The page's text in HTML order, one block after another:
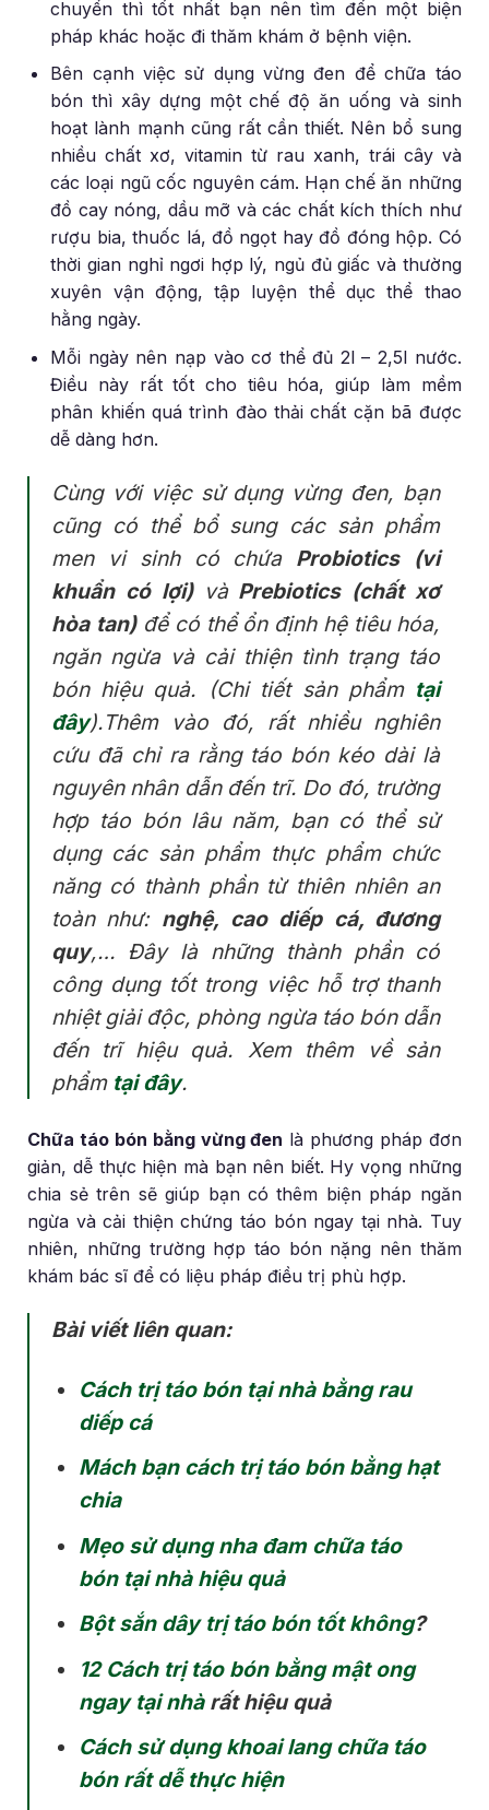
chuyển thì tốt nhất bạn nên tìm đến một biện
pháp khác hoặc đi thăm khám ở bệnh viện.
Bên cạnh việc sử dụng vừng đen để chữa táo
bón thì xây dựng một chế độ ăn uống và sinh
hoạt lành mạnh cũng rất cần thiết. Nên bổ sung
nhiều chất xơ, vitamin từ rau xanh, trái cây và
các loại ngũ cốc nguyên cám. Hạn chế ăn những
đồ cay nóng, dầu mỡ và các chất kích thích như
rượu bia, thuốc lá, đồ ngọt hay đồ đóng hộp. Có
thời gian nghỉ ngơi hợp lý, ngủ đủ giấc và thường
xuyên vận động, tập luyện thể dục thể thao
hằng ngày.
Mỗi ngày nên nạp vào cơ thể đủ 2l – 2,5l nước.
Điều này rất tốt cho tiêu hóa, giúp làm mềm
phân khiến quá trình đào thải chất cặn bã được
dễ dàng hơn.
Cùng với việc sử dụng vừng đen, bạn
cũng có thể bổ sung các sản phẩm
men vi sinh có chứa Probiotics (vi
khuẩn có lợi)và Prebiotics (chất xơ
hòa tan)để có thể ổn định hệ tiêu hóa,
ngăn ngừa và cải thiện tình trạng táo
bón hiệu quả. (Chi tiết sản phẩm tại
đây).Thêm vào đó, rất nhiều nghiên
cứu đã chỉ ra rằng táo bón kéo dài là
nguyên nhân dẫn đến trĩ. Do đó, trường
hợp táo bón lâu năm, bạn có thể sử
dụng các sản phẩm thực phẩm chức
năng có thành phần từ thiên nhiên an
toàn như: nghệ, cao diếp cá, đương
quy,… Đây là những thành phần có
công dụng tốt trong việc hỗ trợ thanh
nhiệt giải độc, phòng ngừa táo bón dẫn
đến trĩ hiệu quả. Xem thêm về sản
phẩm tại đây.
Chữa táo bón bằng vừng đen là phương pháp đơn
giản, dễ thực hiện mà bạn nên biết. Hy vọng những
chia sẻ trên sẽ giúp bạn có thêm biện pháp ngăn
ngừa và cải thiện chứng táo bón ngay tại nhà. Tuy
nhiên, những trường hợp táo bón nặng nên thăm
khám bác sĩ để có liệu pháp điều trị phù hợp.
Bài viết liên quan:
Cách trị táo bón tại nhà bằng rau
diếp cá
Mách bạn cách trị táo bón bằng hạt
chia
Mẹo sử dụng nha đam chữa táo
bón tại nhà hiệu quả
Bột sắn dây trị táo bón tốt không?
12 Cách trị táo bón bằng mật ong
ngay tại nhàrất hiệu quả
Cách sử dụng khoai lang chữa táo
bón rất dễ thực hiện